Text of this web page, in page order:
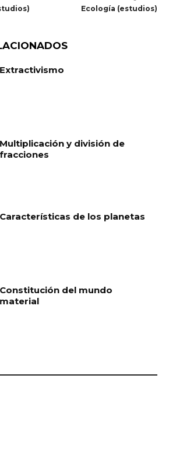
Ecología (estudios)
Extractivismo
Multiplicación y división de
fracciones
Características de los planetas
Constitución del mundo
material